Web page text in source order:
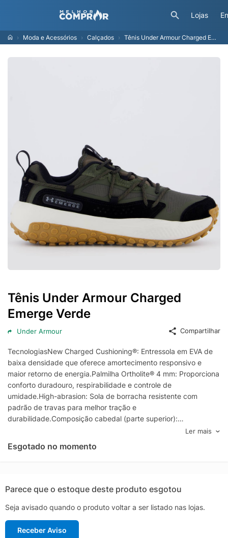
Lojas
Moda e Acessórios Calçados Tênis Under Armour Charged Emerge Verde
Tênis Under Armour Charged
Emerge Verde
Under Armour Compartilhar
TecnologiasNew Charged Cushioning®: Entressola em EVA de
baixa densidade que oferece amortecimento responsivo e
maior retorno de energia.Palmilha Ortholite® 4 mm: Proporciona
conforto duradouro, respirabilidade e controle de
umidade.High-abrasion: Sola de borracha resistente com
padrão de travas para melhor tração e
durabilidade.Composição cabedal (parte superior):
Confeccionado em material têxtil e sintéticoPalmilha: EVA
forrada e removível; facilitando na higienizaçãoForro: Têxtil com
reforço acolchoado no calcanharSolado: Borracha com travas
MasculinoOrigem: NacionalAjuste: ElásticoPeso aproximado:
Ler mais
Esgotado no momento
Parece que o estoque deste produto esgotou
Seja avisado quando o produto voltar a ser listado nas lojas.
Receber Aviso